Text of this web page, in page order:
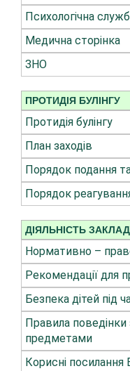
Психологічна
Медична сторінка
ЗНО
ПРОТИДІЯ БУЛІНГУ
Протидія булінгу
План заходів
Порядок подання
Порядок
ДІЯЛЬНІСТЬ
Нормативно –
Рекомендації для
Безпека дітей під
Правила
предметами
Корисні посилання